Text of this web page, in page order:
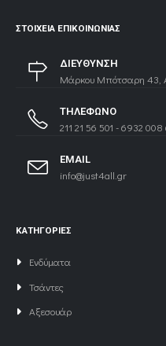
ΣΤΟΙΧΕΊΑ ΕΠΙΚΟΙΝΩΝΊΑΣ
ΔΙΕΥΘΥΝΣΗ
Μάρκου Μπότσαρη 43,
ΤΗΛΕΦΩΝΟ
211 21 56 501 - 6932 008
EMAIL
info@just4all.gr
ΚΑΤΗΓΟΡΙΕΣ
Ενδύματα
Τσάντες
Αξεσουάρ